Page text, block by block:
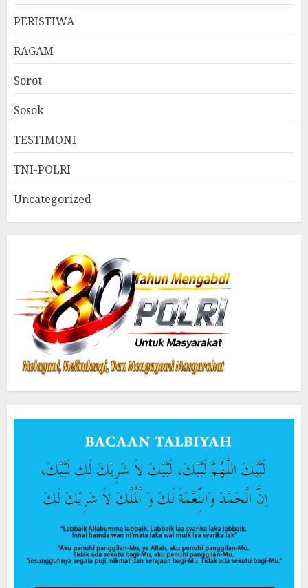
PERISTIWA
RAGAM
Sorot
Sosok
TESTIMONI
TNI-POLRI
Uncategorized